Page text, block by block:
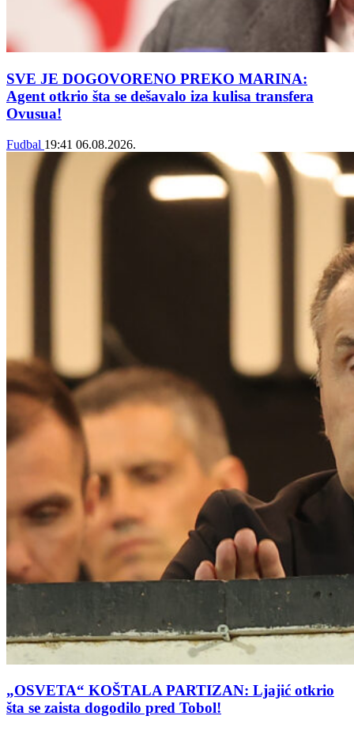
SVE JE DOGOVORENO PREKO MARINA:
Agent otkrio šta se dešavalo iza kulisa transfera
Ovusua!
Fudbal 19:41 06.08.2026.
„OSVETA“ KOŠTALA PARTIZAN: Ljajić otkrio
šta se zaista dogodilo pred Tobol!